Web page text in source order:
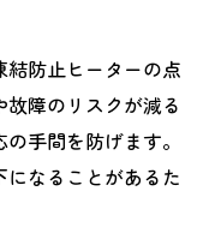
結防止ヒーターの点
障のリスクが減る
手間を防げます。
なることがあるた